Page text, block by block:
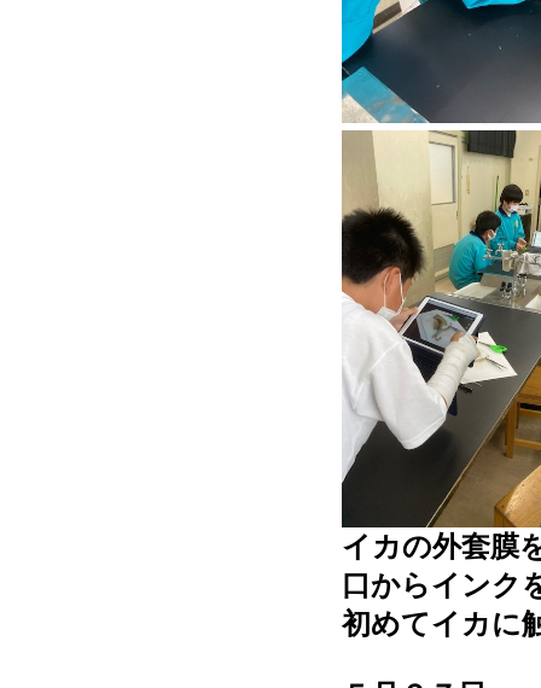
イカの外套膜
口からインク
初めてイカに